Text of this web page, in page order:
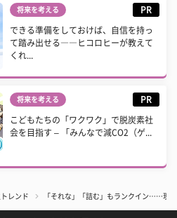
将来を考える PR
できる準備をしておけば、自信を持っ
て踏み出せる――ヒコロヒーが教えて
くれ...
将来を考える PR
こどもたちの「ワクワク」で脱炭素社
会を目指す – 「みんなで減CO2（ゲ...
レンド 「それな」「詰む」もランクイン……現